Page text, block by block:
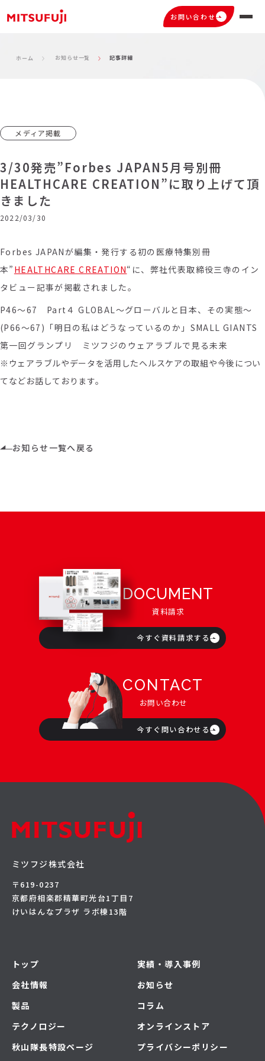
お問い合わせ
ホーム お知らせ一覧 記事詳細
メディア掲載
3/30発売”Forbes JAPAN5月号別冊
HEALTHCARE CREATION”に取り上げて頂
きました
2022/03/30
Forbes JAPANが編集・発行する初の医療特集別冊
本” HEALTHCARE CREATION“に、弊社代表取締役三寺のイン
タビュー記事が掲載されました。
P46～67 Part４ GLOBAL～グローバルと日本、その実態～
(P66～67)「明日の私はどうなっているのか」SMALL GIANTS
第一回グランプリ ミツフジのウェアラブルで見る未来
※ウェアラブルやデータを活用したヘルスケアの取組や今後につい
てなどお話しております。
お知らせ一覧へ戻る
DOCUMENT
資料請求
今すぐ資料請求する
CONTACT
お問い合わせ
今すぐ問い合わせる
ミツフジ株式会社
〒619-0237
京都府相楽郡精華町光台1丁目7
けいはんなプラザ ラボ棟13階
トップ
会社情報
製品
テクノロジー
秋山隊長特設ページ
実績・導入事例
お知らせ
コラム
オンラインストア
プライバシーポリシー